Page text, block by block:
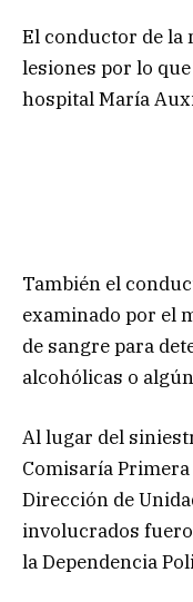
El conductor de la
lesiones por lo
hospital María
También el
examinado por el
de sangre para
alcohólicas o
Al lugar del
Comisaría
Dirección de
involucrados
la Dependencia